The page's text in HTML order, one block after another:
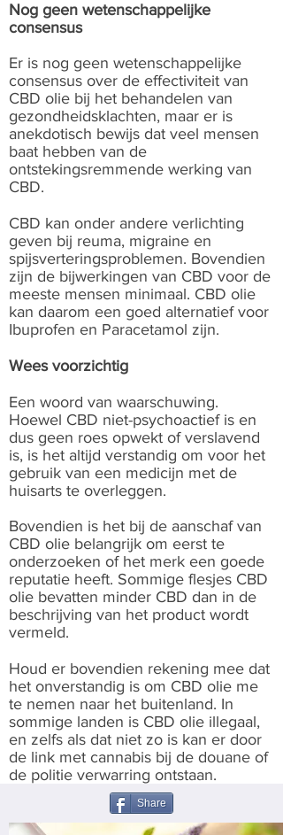
Nog geen wetenschappelijke
consensus
Er is nog geen wetenschappelijke
consensus over de effectiviteit van
CBD olie bij het behandelen van
gezondheidsklachten, maar er is
anekdotisch bewijs dat veel mensen
baat hebben van de
ontstekingsremmende werking van
CBD.
CBD kan onder andere verlichting
geven bij reuma, migraine en
spijsverteringsproblemen. Bovendien
zijn de bijwerkingen van CBD voor de
meeste mensen minimaal. CBD olie
kan daarom een goed alternatief voor
Ibuprofen en Paracetamol zijn.
Wees voorzichtig
Een woord van waarschuwing.
Hoewel CBD niet-psychoactief is en
dus geen roes opwekt of verslavend
is, is het altijd verstandig om voor het
gebruik van een medicijn met de
huisarts te overleggen.
Bovendien is het bij de aanschaf van
CBD olie belangrijk om eerst te
onderzoeken of het merk een goede
reputatie heeft. Sommige flesjes CBD
olie bevatten minder CBD dan in de
beschrijving van het product wordt
vermeld.
Houd er bovendien rekening mee dat
het onverstandig is om CBD olie me
te nemen naar het buitenland. In
sommige landen is CBD olie illegaal,
en zelfs als dat niet zo is kan er door
de link met cannabis bij de douane of
de politie verwarring ontstaan.
Share